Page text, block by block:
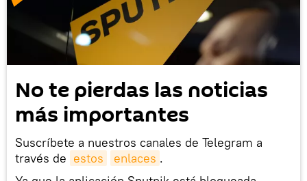
No te pierdas las noticias
más importantes
Suscríbete a nuestros canales de Telegram a
través de estos enlaces .